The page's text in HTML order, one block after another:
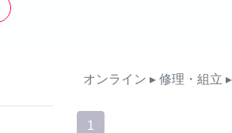
オンライン ▸ 修理・組立
1